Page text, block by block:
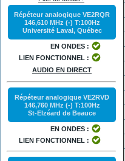
Répéteur analogique VE2RQR
146,610 MHz (-) T:100Hz
Université Laval, Québec
EN ONDES :
LIEN FONCTIONNEL :
AUDIO EN DIRECT
Répéteur analogique VE2RVD
146,760 MHz (-) T:100Hz
St-Elzéard de Beauce
EN ONDES :
LIEN FONCTIONNEL :